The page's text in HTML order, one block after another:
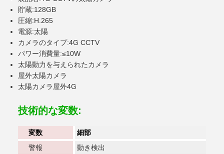
貯蔵:128GB
圧縮:H.265
電源:太陽
カメラのタイプ:4G CCTV
パワー消費量:≤10W
太陽動力を与えられたカメラ
屋外太陽カメラ
太陽カメラ屋外4G
技術的な変数:
変数
細部
警報
動き検出